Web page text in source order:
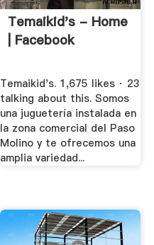
Temaikid's - Home
| Facebook
Temaikid's. 1,675 likes · 23
talking about this. Somos
una juguetería instalada en
la zona comercial del Paso
Molino y te ofrecemos una
amplia variedad...